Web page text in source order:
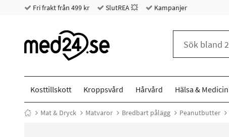
Fri frakt från 499 kr SlutREA 💥 Kampanjer
Kosttillskott Kroppsvård Hårvård Hälsa & Medicin
Mat & Dryck Matvaror Bredbart pålägg Peanutbutter